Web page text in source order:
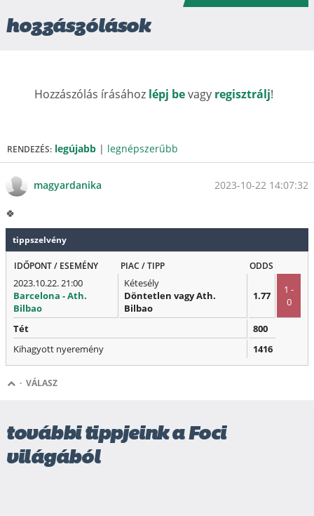
hozzászólások
Hozzászólás írásához lépj bevagy regisztrálj!
RENDEZÉS: legújabb | legnépszerűbb
magyardanika 2023-10-22 14:07:32
🍀
tippszelvény
IDŐPONT / ESEMÉNY PIAC / TIPP ODDS
2023.10.22. 21:00
Barcelona - Ath.
Bilbao
Kétesély
Döntetlen vagy Ath.
Bilbao
1.77
1 -
0
Tét
800
Kihagyott nyeremény
1416
· VÁLASZ
további tippjeink a Foci
világából